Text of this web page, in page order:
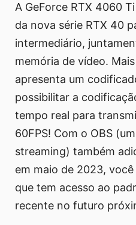
A GeForce RTX 4060
da nova série RTX 40
intermediário,
memória de vídeo.
apresenta um
possibilitar a
tempo real para
60FPS! Com o OBS
streaming) também
em maio de 2023,
que tem acesso ao
recente no futuro